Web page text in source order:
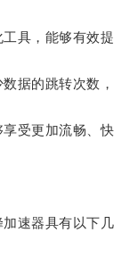
具，能够有效提
据的跳转次数，
受更加流畅、快
速器具有以下几